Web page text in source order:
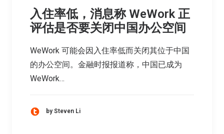
入住率低，消息称 WeWork 正
评估是否要关闭中国办公空间
WeWork 可能会因入住率低而关闭其位于中国
的办公空间。金融时报报道称，中国已成为
WeWork…
by Steven Li